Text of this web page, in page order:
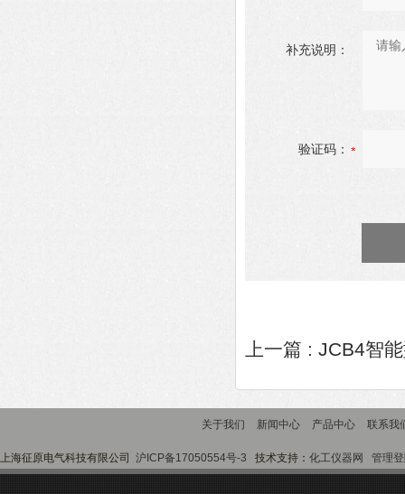
补充说明：
验证码：
上一篇 : JCB4智
关于我们 新闻中心 产品中心 联系我
上海征原电气科技有限公司 沪ICP备17050554号-3 技术支持： 化工仪器网 管理